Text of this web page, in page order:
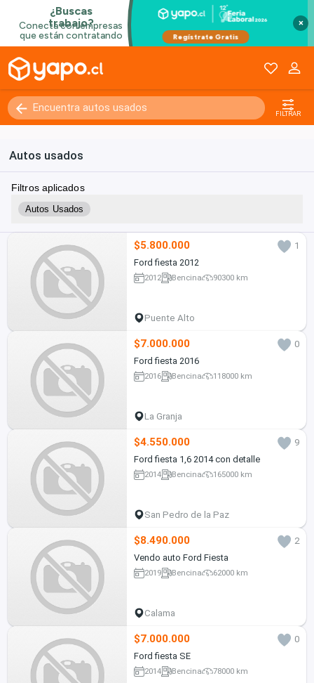
×
FILTRAR
Autos usados
Filtros aplicados
Autos Usados
$5.800.000
1
Ford fiesta 2012
2012 Bencina 90300 km
Puente Alto
$7.000.000
0
Ford fiesta 2016
2016 Bencina 118000 km
La Granja
$4.550.000
9
Ford fiesta 1,6 2014 con detalle
2014 Bencina 165000 km
San Pedro de la Paz
$8.490.000
2
Vendo auto Ford Fiesta
2019 Bencina 62000 km
Calama
$7.000.000
0
Ford fiesta SE
2014 Bencina 78000 km